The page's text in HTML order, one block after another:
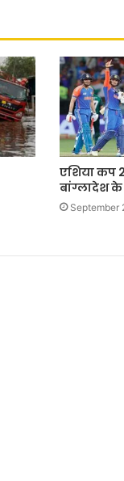
एशिया कप
बांग्लादेश
September